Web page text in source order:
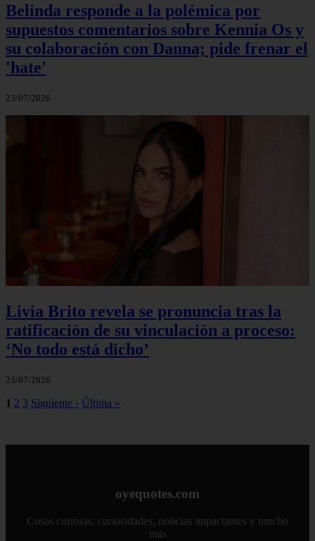
Belinda responde a la polémica por
supuestos comentarios sobre Kennia Os y
su colaboración con Danna; pide frenar el
'hate'
23/07/2026
Livia Brito revela se pronuncia tras la
ratificación de su vinculación a proceso:
‘No todo está dicho’
23/07/2026
1 2 3 Siguiente › Última »
oyequotes.com
Cosas curiosas, curiosidades, noticias impactantes y mucho
mas